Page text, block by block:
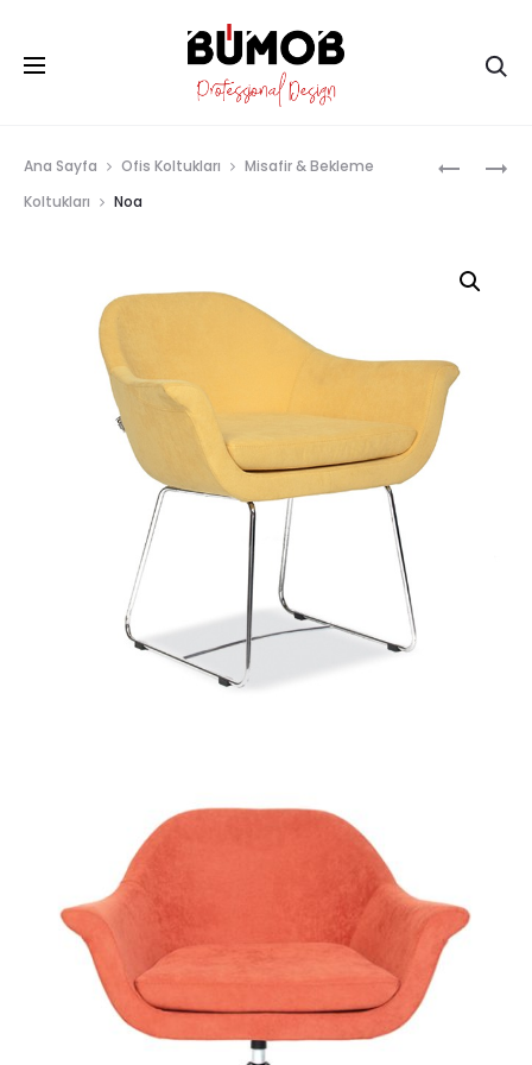
QUATRO
Ana Sayfa Ofis Koltukları
Misafir & Bekleme
Koltukları
Noa